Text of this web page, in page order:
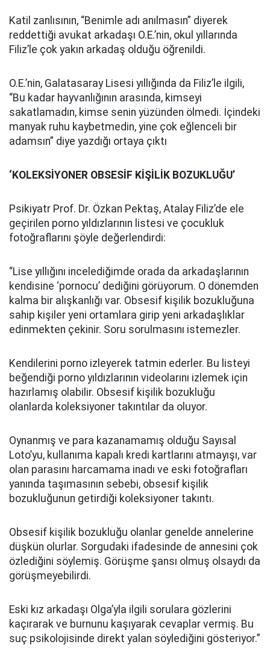
Katil zanlısının, “Benimle adı anılmasın” diyerek
reddettiği avukat arkadaşı O.E.’nin, okul yıllarında
Filiz’le çok yakın arkadaş olduğu öğrenildi.
O.E.’nin, Galatasaray Lisesi yıllığında da Filiz’le ilgili,
“Bu kadar hayvanlığının arasında, kimseyi
sakatlamadın, kimse senin yüzünden ölmedi. İçindeki
manyak ruhu kaybetmedin, yine çok eğlenceli bir
adamsın” diye yazdığı ortaya çıktı
‘KOLEKSİYONER OBSESİF KİŞİLİK BOZUKLUĞU’
Psikiyatr Prof. Dr. Özkan Pektaş, Atalay Filiz’de ele
geçirilen porno yıldızlarının listesi ve çocukluk
fotoğraflarını şöyle değerlendirdi:
“Lise yıllığını incelediğimde orada da arkadaşlarının
kendisine ‘pornocu’ dediğini görüyorum. O dönemden
kalma bir alışkanlığı var. Obsesif kişilik bozukluğuna
sahip kişiler yeni ortamlara girip yeni arkadaşlıklar
edinmekten çekinir. Soru sorulmasını istemezler.
Kendilerini porno izleyerek tatmin ederler. Bu listeyi
beğendiği porno yıldızlarının videolarını izlemek için
hazırlamış olabilir. Obsesif kişilik bozukluğu
olanlarda koleksiyoner takıntılar da oluyor.
Oynanmış ve para kazanamamış olduğu Sayısal
Loto’yu, kullanıma kapalı kredi kartlarını atmayışı, var
olan parasını harcamama inadı ve eski fotoğrafları
yanında taşımasının sebebi, obsesif kişilik
bozukluğunun getirdiği koleksiyoner takıntı.
Obsesif kişilik bozukluğu olanlar genelde annelerine
düşkün olurlar. Sorgudaki ifadesinde de annesini çok
özlediğini söylemiş. Görüşme şansı olmuş olsaydı da
görüşmeyebilirdi.
Eski kız arkadaşı Olga’yla ilgili sorulara gözlerini
kaçırarak ve burnunu kaşıyarak cevaplar vermiş. Bu
suç psikolojisinde direkt yalan söylediğini gösteriyor.”